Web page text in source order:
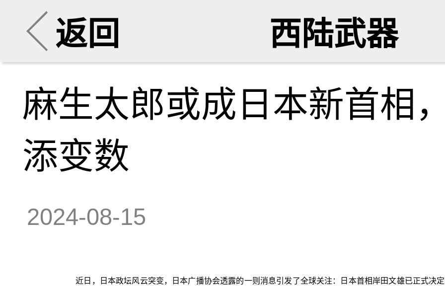
返回 西陆武器
麻生太郎或成日本新首相
添变数
2024-08-15
近日，日本政坛风云突变，日本广播协会透露的一则消息引发了全球关注：日本首相岸田文雄已正式决